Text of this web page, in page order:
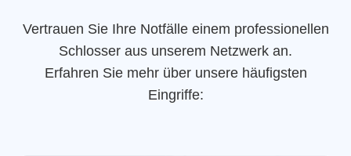
Vertrauen Sie Ihre Notfälle einem professionellen
Schlosser aus unserem Netzwerk an.
Erfahren Sie mehr über unsere häufigsten
Eingriffe: